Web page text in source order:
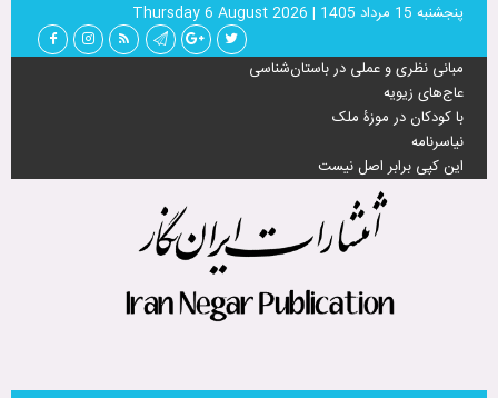
پنجشنبه 15 مرداد 1405 |
Thursday 6 August 2026
مبانی نظری و عملی در باستان‌شناسی
عاج‌های زیویه
با کودکان در موزۀ ملک
نیاسرنامه
این کپی برابر اصل نیست